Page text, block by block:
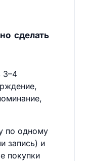
сделать
3–4
по одному
запись) и
покупки